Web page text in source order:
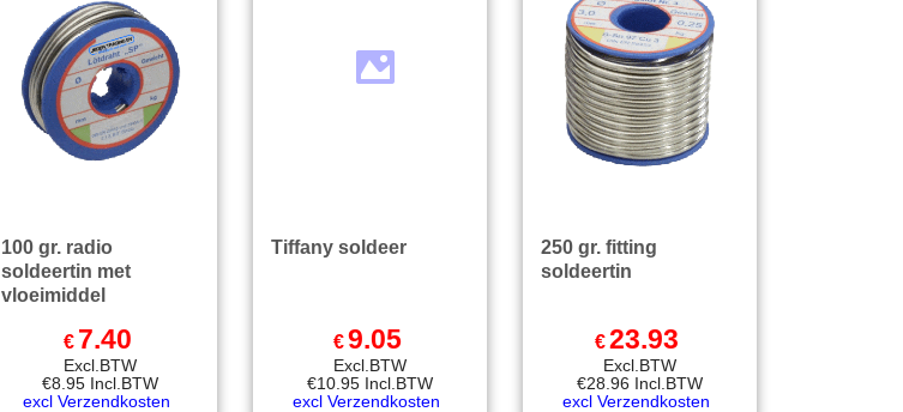
100 gr. radio
soldeertin met
vloeimiddel
€ 7.40
Excl.BTW
€8.95 Incl.BTW
excl Verzendkosten
Tiffany soldeer
€9.05
Excl.BTW
€10.95 Incl.BTW
excl Verzendkosten
250 gr. fitting
soldeertin
€23.93
Excl.BTW
€28.96 Incl.BTW
excl Verzendkosten